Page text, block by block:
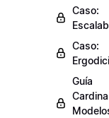
Caso:
Caso:
Guía